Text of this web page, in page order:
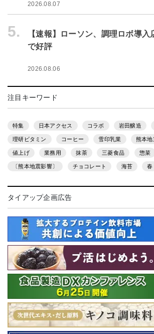
2026.08.07
5.
【速報】ローソン、調理ロボ導
で好評
2026.08.06
注目キーワード
特集 日本アクセス コラボ 岩田醸造
理研ビタミン コーヒー 雪印乳業 熊本地
値上げ 業務用 抹茶 三菱食品 惣菜
〔熊本地震影響〕 チョコレート 海苔 春
タイアップ企画広告